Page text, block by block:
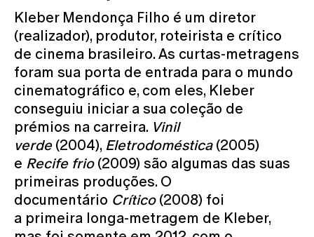
Kleber Mendonça Filho é um diretor
(realizador), produtor, roteirista e crítico
de cinema brasileiro. As curtas-metragens
foram sua porta de entrada para o mundo
cinematográfico e, com eles, Kleber
conseguiu iniciar a sua coleção de
prémios na carreira. Vinil
verde(2004), Eletrodoméstica(2005)
e Recife frio(2009) são algumas das suas
primeiras produções. O
documentário Crítico(2008) foi
a primeira longa-metragem de Kleber,